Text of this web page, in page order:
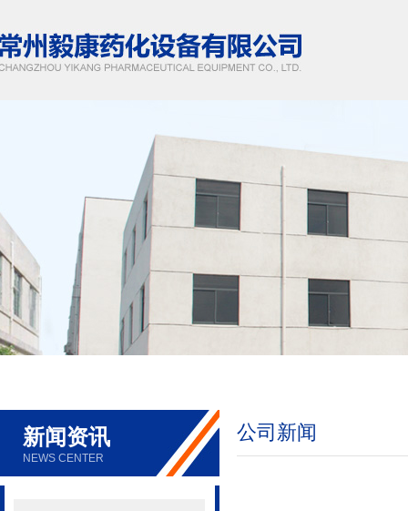
新闻资讯
NEWS CENTER
公司新闻